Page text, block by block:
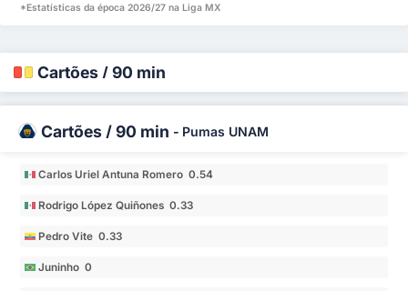
*Estatísticas da época 2026/27 na Liga MX
Cartões / 90 min
Cartões / 90 min - Pumas UNAM
Carlos Uriel Antuna Romero 0.54
Rodrigo López Quiñones 0.33
Pedro Vite 0.33
Juninho 0